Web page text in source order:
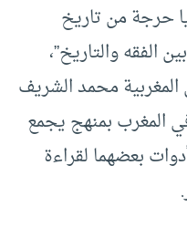
حرجة من تاريخ
الفقه والتاريخ”،
محمد الشريف
المغرب بمنهج يجمع
بعضهما لقراءة